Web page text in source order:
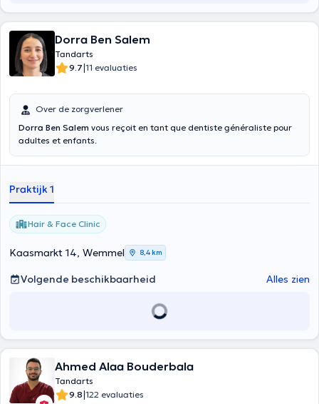
Dorra Ben Salem
Tandarts
9.7|11 evaluaties
Over de zorgverlener
Dorra Ben Salem vous reçoit en tant que dentiste généraliste pour
adultes et enfants.
Praktijk 1
Hair & Face Clinic
Kaasmarkt 14, Wemmel 8,4 km
Volgende beschikbaarheid Alles zien
Ahmed Alaa Bouderbala
Tandarts
9.8|122 evaluaties